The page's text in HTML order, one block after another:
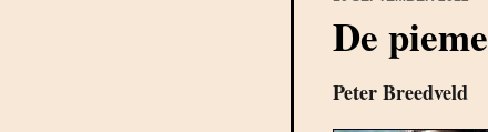
De
Peter Breedveld